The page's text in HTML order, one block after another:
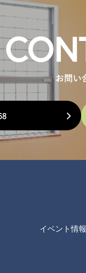
イベント情報